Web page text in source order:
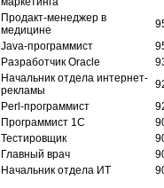
Продакт-менеджер в
медицине
Java-программист
Разработчик Oracle
Начальник отдела интернет-
рекламы
Perl-программист
Программист 1С
Тестировщик
Главный врач
Начальник отдела ИТ